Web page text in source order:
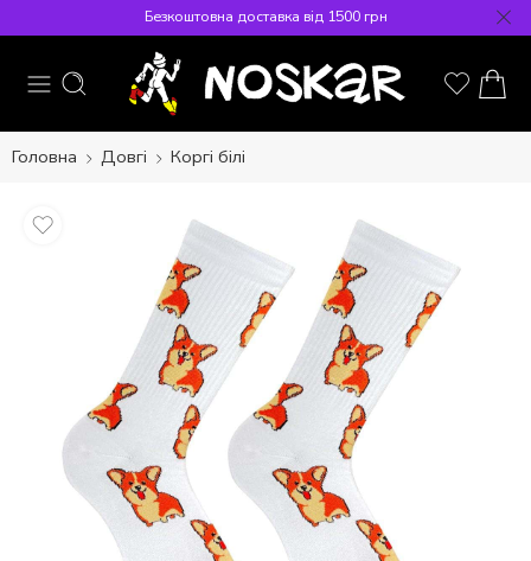
Безкоштовна доставка від 1500 грн
Головна Довгі Коргі білі